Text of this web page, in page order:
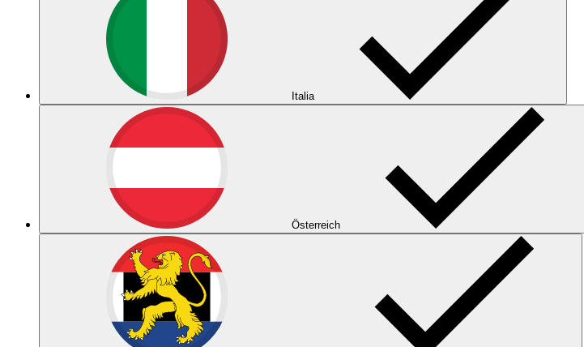
Italia
Österreich